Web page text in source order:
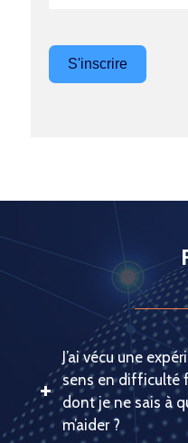
S'inscrire
J’ai vécu une
sens en difficulté
dont je ne sais à
m’aider ?